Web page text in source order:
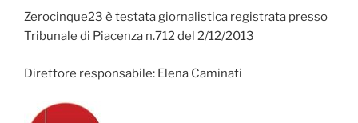
Zerocinque23 è testata giornalistica registrata presso
Tribunale di Piacenza n.712 del 2/12/2013
Direttore responsabile: Elena Caminati